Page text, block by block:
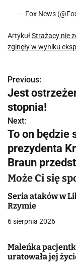
— Fox News
ArtykułStrażacy nie
zginęły w wyniku
N
a
w
i
g
a
c
j
w
Previous:
Jest
stopnia!
Next:
To on będzie
prezydenta
Braun
Może Ci się
Seria ataków w
Rzymie
6 sierpnia 2026
Maleńka
uratowała jej